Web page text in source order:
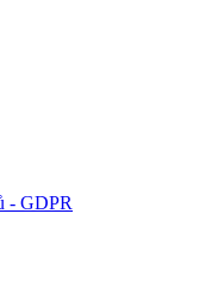
- GDPR